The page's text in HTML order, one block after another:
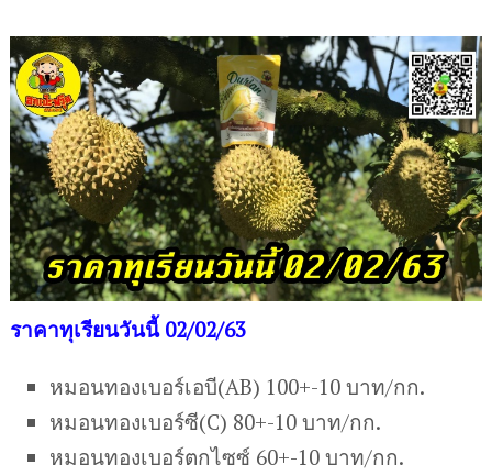
ราคาทุเรียนวันนี้ 02/02/63
หมอนทองเบอร์เอบี(AB) 100+-10 บาท/กก.
หมอนทองเบอร์ซี(C) 80+-10 บาท/กก.
หมอนทองเบอร์ตกไซซ์ 60+-10 บาท/กก.